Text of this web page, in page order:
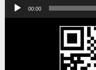
00:00